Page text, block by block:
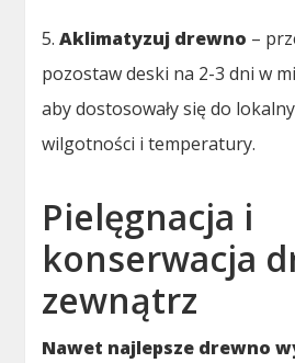
5.Aklimatyzuj drewno –
pozostaw deski na 2-3 dni w
aby dostosowały się do
wilgotności i temperatury.
Pielęgnacja i
konserwacja
zewnątrz
Nawet najlepsze drewno